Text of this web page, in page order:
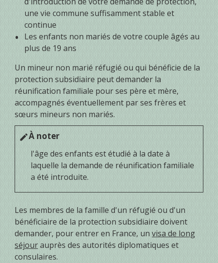
une vie commune suffisamment stable et
continue
Les enfants non mariés de votre couple âgés au
plus de 19 ans
Un mineur non marié réfugié ou qui bénéficie de la
protection subsidiaire peut demander la
réunification familiale pour ses père et mère,
accompagnés éventuellement par ses frères et
sœurs mineurs non mariés.
editÀ noter
l'âge des enfants est étudié à la date à
laquelle la demande de réunification familiale
a été introduite.
Les membres de la famille d'un réfugié ou d'un
bénéficiaire de la protection subsidiaire doivent
demander, pour entrer en France, un visa de long
séjourauprès des autorités diplomatiques et
consulaires.